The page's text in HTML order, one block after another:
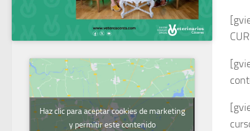
Haz clic para aceptar cookies de marketing
y permitir este contenido